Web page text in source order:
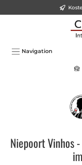
Navigation
Niepoort Vinhos